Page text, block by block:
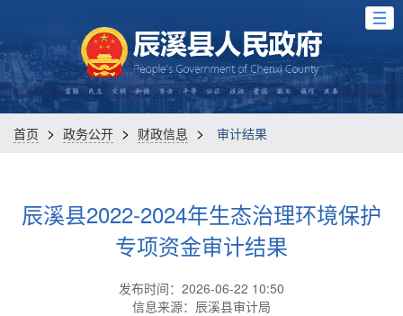
首页 > 政务公开 > 财政信息 > 审计结果
辰溪县2022-2024年生态治理环境保护
专项资金审计结果
发布时间：2026-06-22 10:50
信息来源：辰溪县审计局